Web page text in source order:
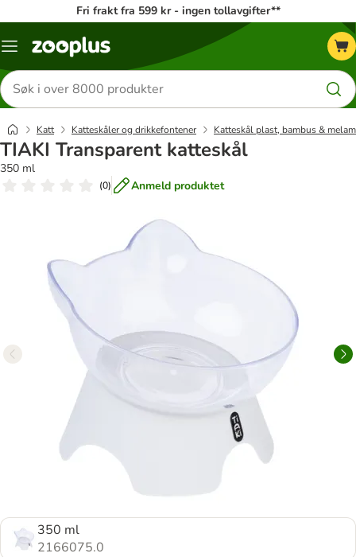
Fri frakt fra 599 kr - ingen tollavgifter**
Katalogmeny
Søk
etter
produkter
Katt Katteskåler og drikkefontener Katteskål plast, bambus &
TIAKI Transparent katteskål
350 ml
(0) Anmeld produktet
350 ml
2166075.0